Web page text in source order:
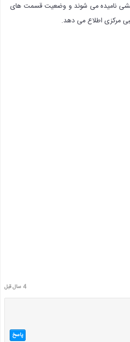
کششی نامیده می شوند و وضعیت قسمت های
مرکزی اطلاع می دهد.
4 سال قبل
پاسخ